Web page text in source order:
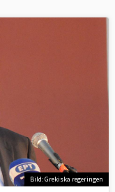
Bild: Grekiska regeringen